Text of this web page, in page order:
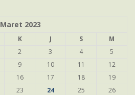
Maret 2023
K J S
M
2 3 4
5
9 10 11
12
16 17 18
19
23 24 25
26